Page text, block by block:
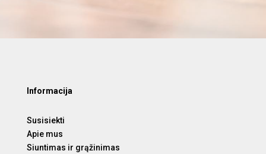
Informacija
Susisiekti
Apie mus
Siuntimas ir grąžinimas